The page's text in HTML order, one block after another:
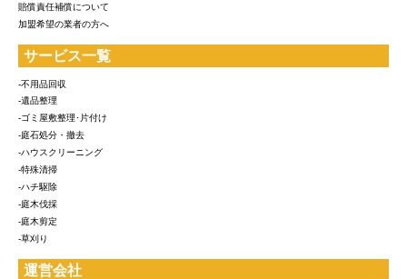
賠償責任補償について
加盟希望の業者の方へ
サービス一覧
-不用品回収
-遺品整理
-ゴミ屋敷整理･片付け
-庭石処分・撤去
-ハウスクリーニング
-特殊清掃
-ハチ駆除
-庭木伐採
-庭木剪定
-草刈り
運営会社